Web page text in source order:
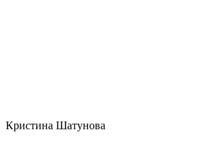
Кристина Шатунова